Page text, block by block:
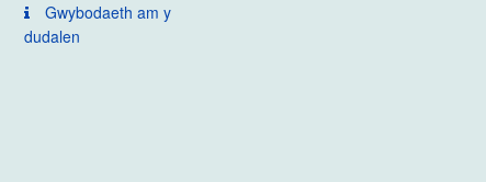
Gwybodaeth am y
dudalen